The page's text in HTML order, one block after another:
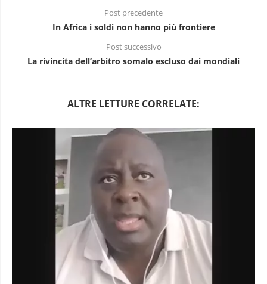
Post precedente
In Africa i soldi non hanno più frontiere
Post successivo
La rivincita dell’arbitro somalo escluso dai mondiali
ALTRE LETTURE CORRELATE: